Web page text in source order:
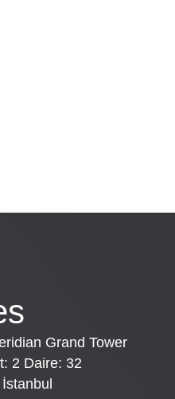
Grand Tower
2 Daire: 32